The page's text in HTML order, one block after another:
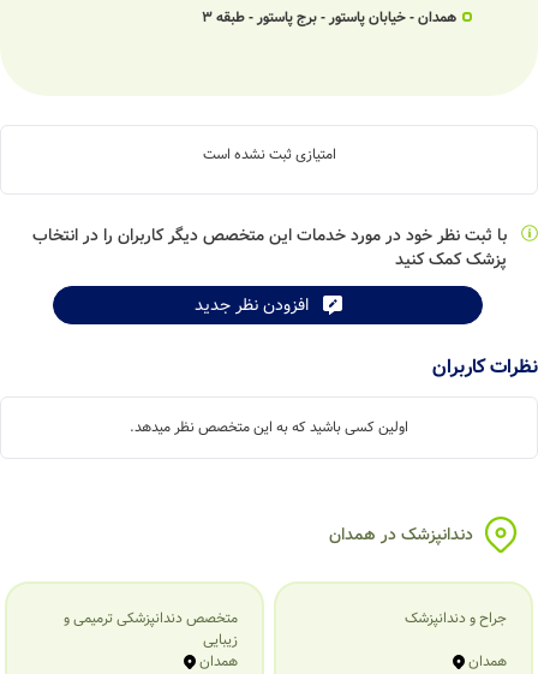
همدان - خیابان پاستور - برج پاستور - طبقه 3
امتیازی ثبت نشده است
با ثبت نظر خود در مورد خدمات این متخصص دیگر کاربران را در انتخاب
پزشک کمک کنید
افزودن نظر جدید
نظرات کاربران
اولین کسی باشید که به این متخصص نظر میدهد.
دندانپزشک در همدان
جراح و دندانپزشک
همدان
متخصص دندانپزشکی ترمیمی و
زیبایی
همدان